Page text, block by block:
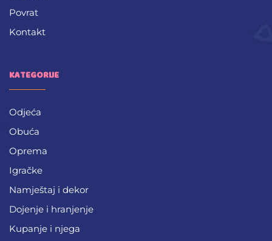
Povrat
Kontakt
KATEGORIJE
Odjeća
Obuća
Oprema
Igračke
Namještaj i dekor
Dojenje i hranjenje
Kupanje i njega